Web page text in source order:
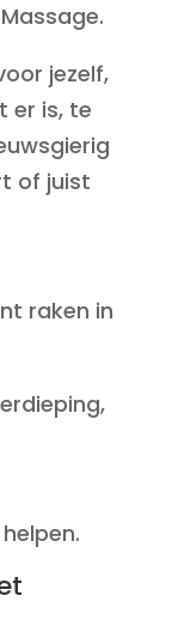
jezelf,
er is, te
of juist
raken in